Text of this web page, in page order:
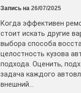
Запись на 26/07/2025
Когда эффективен
стоит искать другие
выбора способа
целостность кузова
подхода. Оценить,
задача каждого
внешний…